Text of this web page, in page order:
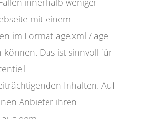
innerhalb weniger
mit einem
im Format age.xml / age-
können. Das ist sinnvoll für
Inhalten. Auf
Anbieter ihren